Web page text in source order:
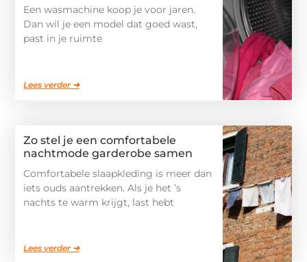
Een wasmachine koop je voor jaren.
Dan wil je een model dat goed wast,
past in je ruimte
Lees verder ➜
Zo stel je een comfortabele
nachtmode garderobe samen
Comfortabele slaapkleding is meer dan
iets ouds aantrekken. Als je het ’s
nachts te warm krijgt, last hebt
Lees verder ➜